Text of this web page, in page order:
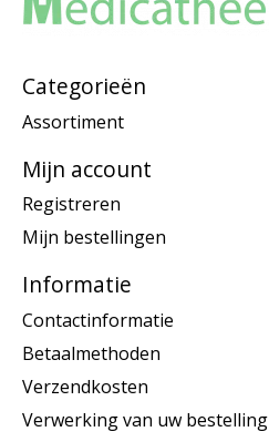
Categorieën
Assortiment
Mijn account
Registreren
Mijn bestellingen
Informatie
Contactinformatie
Betaalmethoden
Verzendkosten
Verwerking van uw bestelling